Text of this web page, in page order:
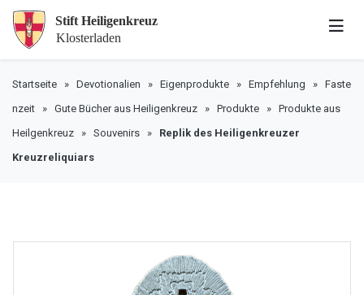
Startseite » Devotionalien » Eigenprodukte » Empfehlung » Faste
nzeit » Gute Bücher aus Heiligenkreuz » Produkte » Produkte aus
Heilgenkreuz » Souvenirs » Replik des Heiligenkreuzer
Kreuzreliquiars